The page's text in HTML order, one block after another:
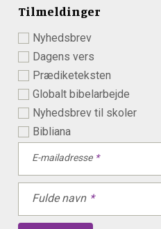
Tilmeldinger
Nyhedsbrev
Dagens vers
Prædiketeksten
Globalt bibelarbejde
Nyhedsbrev til skoler
Bibliana
E-mailadresse
Fulde navn